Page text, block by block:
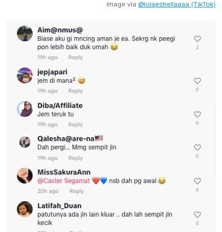
Image via @lolaestrellaaaa (TikTok)